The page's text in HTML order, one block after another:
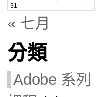
31
« 七月
分類
Adobe 系列